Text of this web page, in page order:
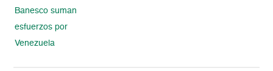
Banesco suman
esfuerzos por
Venezuela